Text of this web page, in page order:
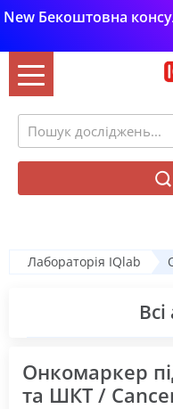
New Бекоштовна
Лабораторія IQlab
Онкомаркер
та ШКТ /